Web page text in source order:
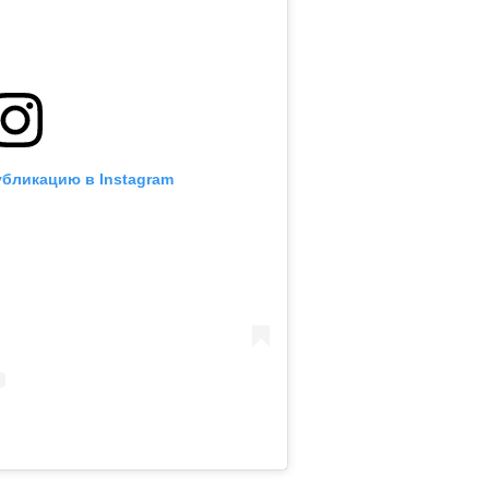
в Instagram